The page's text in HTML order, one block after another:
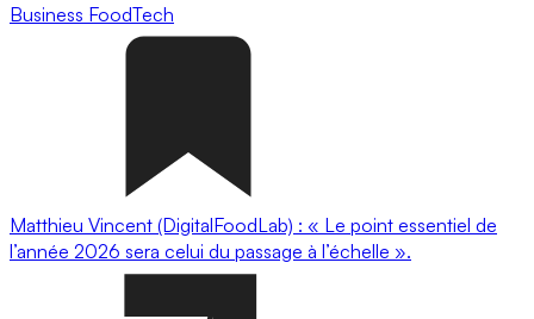
Business FoodTech
Matthieu Vincent (DigitalFoodLab) : « Le point essentiel de
l’année 2026 sera celui du passage à l’échelle ».